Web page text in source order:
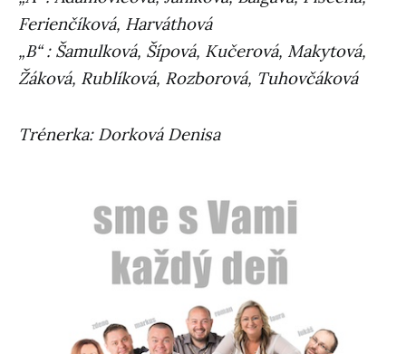
Ferienčíková, Harváthová
„B“ : Šamulková, Šípová, Kučerová, Makytová,
Žáková, Rublíková, Rozborová, Tuhovčáková
Trénerka: Dorková Denisa